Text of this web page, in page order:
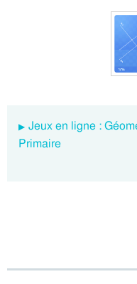
Jeux en ligne :
Primaire